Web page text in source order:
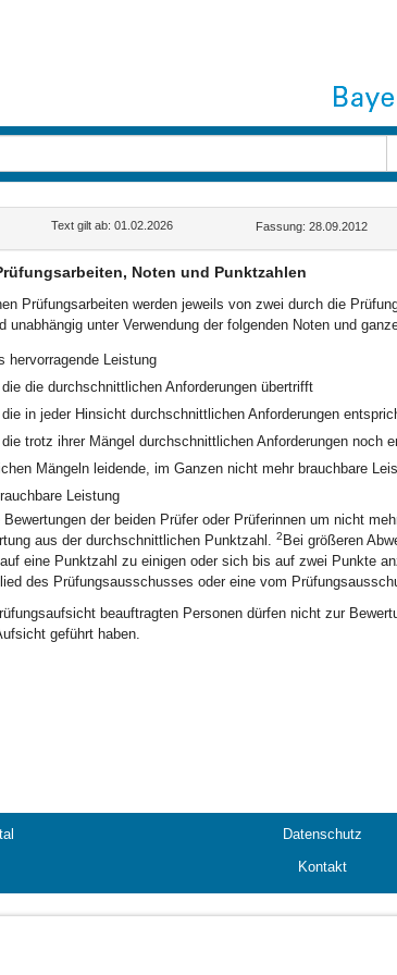
Text gilt ab: 01.02.2026 Fassung: 28.09.2012
Noten und Punktzahlen
Prüfungsarbeiten werden jeweils von zwei durch die
unabhängig unter Verwendung der folgenden Noten und
hervorragende Leistung
die durchschnittlichen Anforderungen übertrifft
in jeder Hinsicht durchschnittlichen Anforderungen
trotz ihrer Mängel durchschnittlichen Anforderungen noch
Mängeln leidende, im Ganzen nicht mehr brauchbare
Leistung
Bewertungen der beiden Prüfer oder Prüferinnen um nicht
aus der durchschnittlichen Punktzahl. 2 Bei größeren
eine Punktzahl zu einigen oder sich bis auf zwei Punkte
des Prüfungsausschusses oder eine vom
beauftragten Personen dürfen nicht zur
geführt haben.
Datenschutz
Kontakt